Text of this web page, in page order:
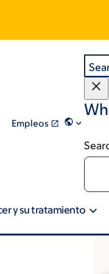
Empleos
y su tratamiento